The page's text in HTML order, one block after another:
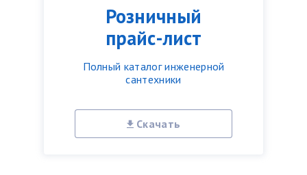
Розничный
прайс-лист
Полный каталог инженерной
сантехники
Скачать